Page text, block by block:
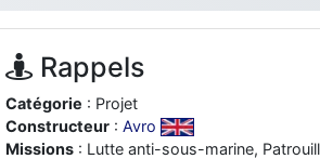
Rappels
Catégorie : Projet
Constructeur : Avro
Missions : Lutte anti-sous-marine,